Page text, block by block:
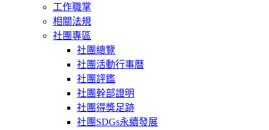
工作職掌
相關法規
社團專區
社團總覽
社團活動行事曆
社團評鑑
社團幹部證明
社團得獎足跡
社團SDGs永續發展